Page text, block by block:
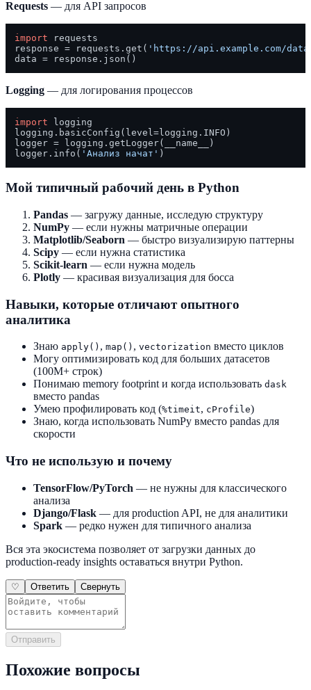
Requests — для API запросов
import requests
response = requests.get( 'https://api.example.com/
Logging — для логирования процессов
import logging
logging.basicConfig(level=logging.INFO)
logger = logging.getLogger(__name__)
logger.info( 'Анализ начат'
Мой типичный рабочий день в Python
Pandas — загружу данные, исследую структуру
NumPy — если нужны матричные операции
Matplotlib/Seaborn — быстро визуализирую паттерны
Scipy — если нужна статистика
Scikit-learn — если нужна модель
Plotly — красивая визуализация для босса
Навыки, которые отличают опытного
аналитика
Знаю apply() , map() , vectorization вместо циклов
Могу оптимизировать код для больших датасетов
(100M+ строк)
Понимаю memory footprint и когда использовать dask
вместо pandas
Умею профилировать код (%timeit, cProfile)
Знаю, когда использовать NumPy вместо pandas для
скорости
Что не использую и почему
TensorFlow/PyTorch — не нужны для классического
анализа
Django/Flask — для production API, не для аналитики
Spark — редко нужен для типичного анализа
Вся эта экосистема позволяет от загрузки данных до
production-ready insights оставаться внутри Python.
♡ Ответить Свернуть
Отправить
Похожие вопросы